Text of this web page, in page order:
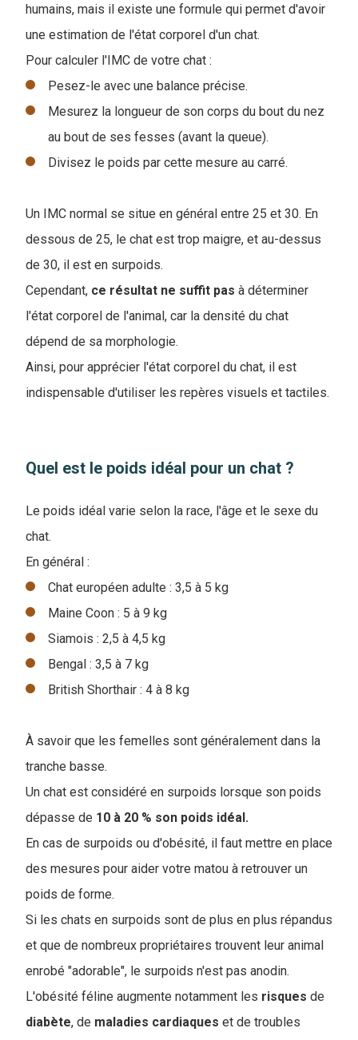
humains, mais il existe une formule qui permet d'avoir
une estimation de l'état corporel d'un chat.
Pour calculer l'IMC de votre chat :
Pesez-le avec une balance précise.
Mesurez la longueur de son corps du bout du nez
au bout de ses fesses (avant la queue).
Divisez le poids par cette mesure au carré.
Un IMC normal se situe en général entre 25 et 30. En
dessous de 25, le chat est trop maigre, et au-dessus
de 30, il est en surpoids.
Cependant, ce résultat ne suffit pas à déterminer
l'état corporel de l'animal, car la densité du chat
dépend de sa morphologie.
Ainsi, pour apprécier l'état corporel du chat, il est
indispensable d'utiliser les repères visuels et tactiles.
Quel est le poids idéal pour un chat ?
Le poids idéal varie selon la race, l'âge et le sexe du
chat.
En général :
Chat européen adulte : 3,5 à 5 kg
Maine Coon : 5 à 9 kg
Siamois : 2,5 à 4,5 kg
Bengal : 3,5 à 7 kg
British Shorthair : 4 à 8 kg
À savoir que les femelles sont généralement dans la
tranche basse.
Un chat est considéré en surpoids lorsque son poids
dépasse de 10 à 20 % son poids idéal.
En cas de surpoids ou d'obésité, il faut mettre en place
des mesures pour aider votre matou à retrouver un
poids de forme.
Si les chats en surpoids sont de plus en plus répandus
et que de nombreux propriétaires trouvent leur animal
enrobé "adorable", le surpoids n'est pas anodin.
L'obésité féline augmente notamment les risques de
diabète, de maladies cardiaques et de troubles